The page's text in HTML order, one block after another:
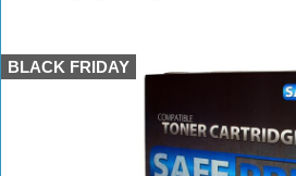
BLACK FRIDAY